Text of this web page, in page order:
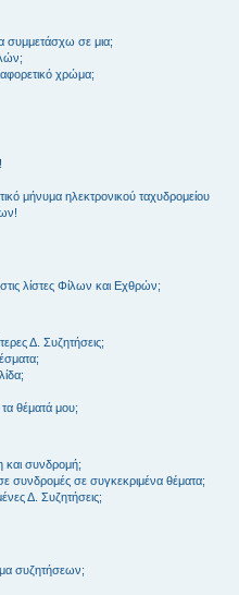
συμμετάσχω σε μια;
χρώμα;
μήνυμα ηλεκτρονικού ταχυδρομείου
λίστες Φίλων και Εχθρών;
Δ. Συζητήσεις;
θέματά μου;
και συνδρομή;
συνδρομές σε συγκεκριμένα θέματα;
Δ. Συζητήσεις;
συζητήσεων;